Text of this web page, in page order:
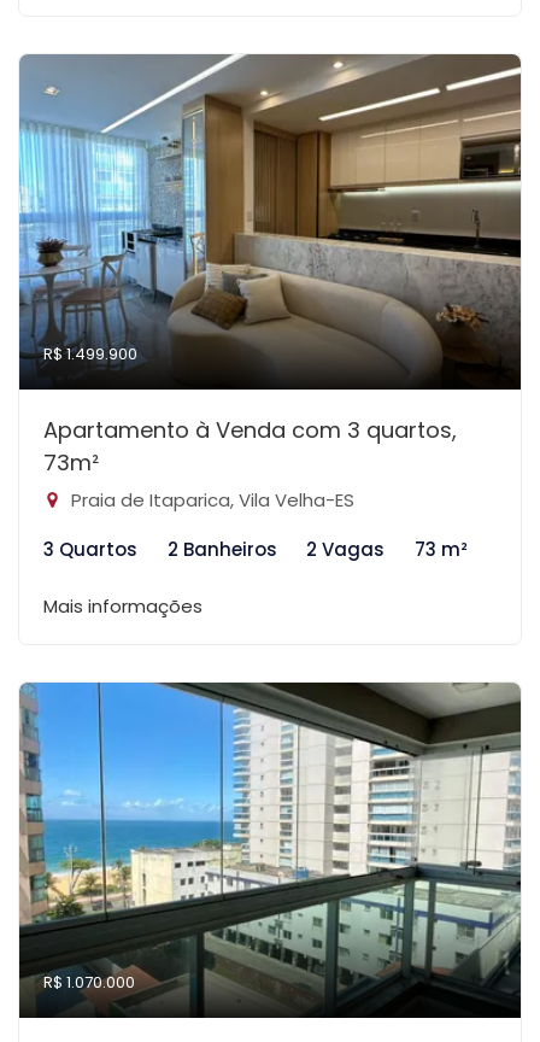
R$ 1.499.900
Apartamento à Venda com 3 quartos,
73m²
Praia de Itaparica, Vila Velha-ES
3 Quartos
2 Banheiros 2 Vagas 73 m²
Mais informações
R$ 1.070.000